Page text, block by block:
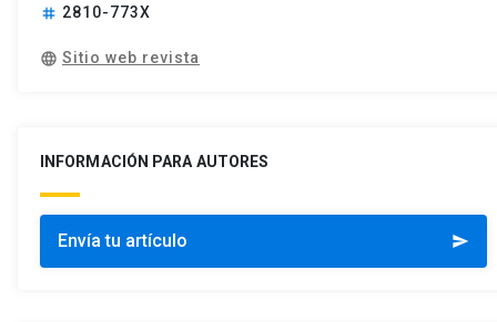
tag 2810-773X
language Sitio web revista
INFORMACIÓN PARA AUTORES
Envía tu artículo send